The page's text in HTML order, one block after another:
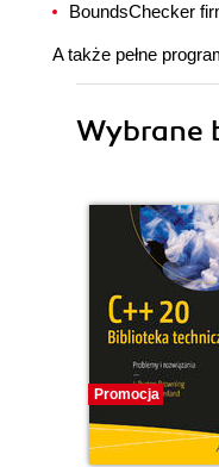
BoundsChecker
A także pełne
Wybrane
Promocja